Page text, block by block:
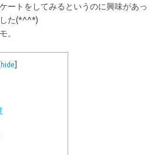
ートをしてみるというのに興味があっ
た(*^^*)
。
hide